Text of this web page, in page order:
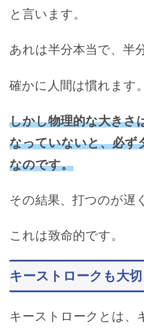
と言います。
あれは半分本当で、半
確かに人間は慣れます。
しかし物理的な大きさ
なっていないと、必ず
なのです。
その結果、打つのが遅
これは致命的です。
キーストロークも大切
キーストロークとは、